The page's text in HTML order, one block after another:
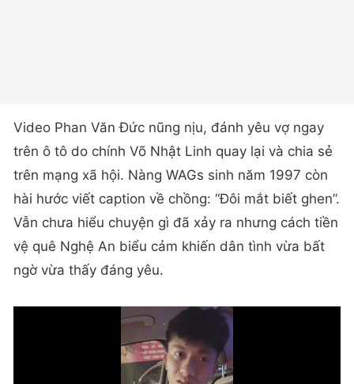
Video Phan Văn Đức nũng nịu, đánh yêu vợ ngay
trên ô tô do chính Võ Nhật Linh quay lại và chia sẻ
trên mạng xã hội. Nàng WAGs sinh năm 1997 còn
hài hước viết caption về chồng: “Đôi mắt biết ghen”.
Vẫn chưa hiểu chuyện gì đã xảy ra nhưng cách tiền
vệ quê Nghệ An biểu cảm khiến dân tình vừa bất
ngờ vừa thấy đáng yêu.